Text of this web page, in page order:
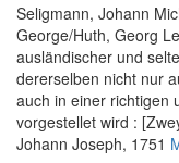
Seligmann, Johann
George/Huth, Georg
ausländischer und
dererselben nicht nur
auch in einer richtigen
vorgestellet wird :
Johann Joseph, 1751